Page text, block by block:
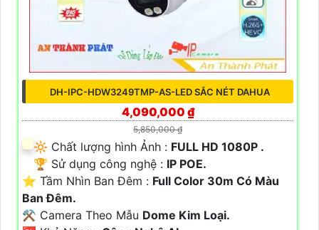
DH-IPC-HDW3249TMP-AS-LED SẮC NÉT DAHUA
4,090,000 ₫
5,850,000 ₫
🔆 Chất lượng hình Ảnh : FULL HD 1080P .
🏆 Sử dụng công nghệ : IP POE.
⭐ Tầm Nhìn Ban Đêm : Full Color 30m Có Màu
Ban Đêm.
⚒ Camera Theo Mẫu Dome Kim Loại.